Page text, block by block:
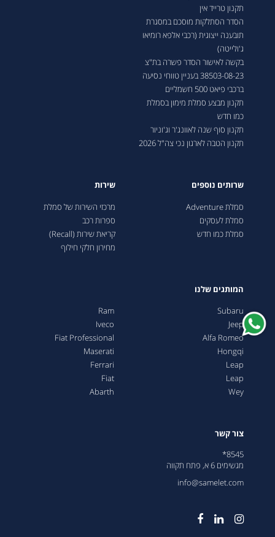
תקנון טרייד אין
הסדר הסתלקות מוסכם במסגרת
תובענה ייצוגית (רכבי אלפא רומיאו
ג'ולייטה)
בקשה לאישור הסדר פשרה בת"צ
38503-08-23 בעניין טווחי נסיעה
ברכבי פיאט 500 חשמליים
תקנון מבצע סמלת מימון בסמלת
כמו חדש
תקנון סוף שנה לאוונג'ר וג'וניור
תקנון הטבה לארגון נכי צה"ל 2026
שרותים נוספים
סמלת Adventure
סמלת לעסקים
סמלת כמו חדש
שירות
מרכזי השירות של סמלת
ספרות רכב
קריאת שירות (Recall)
מחירון חלקי חילוף
המותגים שלנו
Subaru
Jeep
Alfa Romeo
Hongqi
Leap
Leap
Wey
Ram
Iveco
Fiat Professional
Maserati
Ferrari
Fiat
Abarth
צור קשר
8545*
מגשימים 6 א, פתח תקווה
info@samelet.com